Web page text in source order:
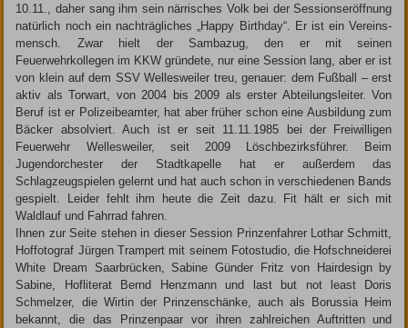
10.11., daher sang ihm sein närrisches Volk bei der Sessionseröffnung
natürlich noch ein nachträgliches „Happy Birthday“. Er ist ein Vereins­
mensch. Zwar hielt der Sambazug, den er mit seinen
Feuerwehrkollegen im KKW gründete, nur eine Session lang, aber er ist
von klein auf dem SSV Wellesweiler treu, genauer: dem Fußball – erst
aktiv als Torwart, von 2004 bis 2009 als erster Abteilungsleiter. Von
Beruf ist er Polizeibeamter, hat aber früher schon eine Ausbildung zum
Bäcker absolviert. Auch ist er seit 11.11.1985 bei der ­Freiwilligen
Feuerwehr Wellesweiler, seit 2009 Löschbezirksführer. Beim
Jugendorchester der Stadtkapelle hat er außerdem das
Schlagzeugspielen gelernt und hat auch schon in verschiedenen Bands
gespielt. Leider fehlt ihm heute die Zeit dazu. Fit hält er sich mit
Waldlauf und Fahrrad fahren.
Ihnen zur Seite stehen in dieser Session Prinzenfahrer Lothar Schmitt,
Hoffotograf Jürgen Trampert mit seinem Fotostudio, die Hofschneiderei
White Dream Saarbrücken, Sabine Günder Fritz von Hairdesign by
Sabine, Hofliterat Bernd Henzmann und last but not least Doris
Schmelzer, die Wirtin der Prinzenschänke, auch als Borussia Heim
bekannt, die das Prinzenpaar vor ihren zahlreichen Auftritten und